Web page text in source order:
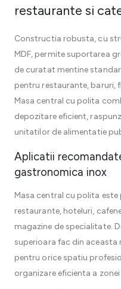
restaurante si
Constructia robusta, cu
MDF, permite suportarea
de curatat mentine
pentru restaurante, baruri,
Masa central cu polita
depozitare eficient,
unitatilor de alimentatie
Aplicatii
gastronomica inox
Masa central cu polita
restaurante, hoteluri,
magazine de specialitate.
superioara fac din aceasta
pentru orice spatiu
organizare eficienta a